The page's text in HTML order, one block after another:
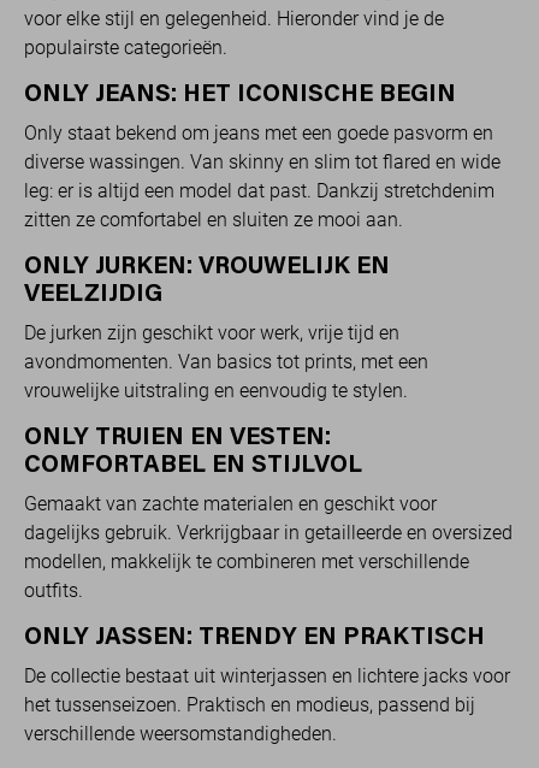
voor elke stijl en gelegenheid. Hieronder vind je de
populairste categorieën.
ONLY JEANS: HET ICONISCHE BEGIN
Only staat bekend om jeans met een goede pasvorm en
diverse wassingen. Van skinny en slim tot flared en wide
leg: er is altijd een model dat past. Dankzij stretchdenim
zitten ze comfortabel en sluiten ze mooi aan.
ONLY JURKEN: VROUWELIJK EN
VEELZIJDIG
De jurken zijn geschikt voor werk, vrije tijd en
avondmomenten. Van basics tot prints, met een
vrouwelijke uitstraling en eenvoudig te stylen.
ONLY TRUIEN EN VESTEN:
COMFORTABEL EN STIJLVOL
Gemaakt van zachte materialen en geschikt voor
dagelijks gebruik. Verkrijgbaar in getailleerde en oversized
modellen, makkelijk te combineren met verschillende
outfits.
ONLY JASSEN: TRENDY EN PRAKTISCH
De collectie bestaat uit winterjassen en lichtere jacks voor
het tussenseizoen. Praktisch en modieus, passend bij
verschillende weersomstandigheden.